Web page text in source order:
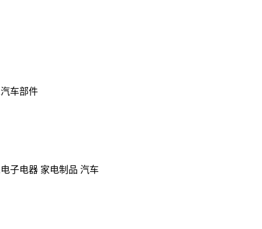
车部件
子电器 家电制品 汽车